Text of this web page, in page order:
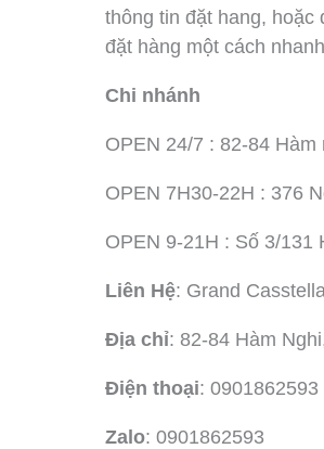
thông tin đặt hang, hoặc
đặt hàng một cách
Chi nhánh
OPEN 24/7 : 82-84
OPEN 7H30-22H : 376
OPEN 9-21H : Số 3/131
Liên Hệ: Grand
Địa chỉ: 82-84 Hàm
Điện thoại: 0901862593
Zalo: 0901862593